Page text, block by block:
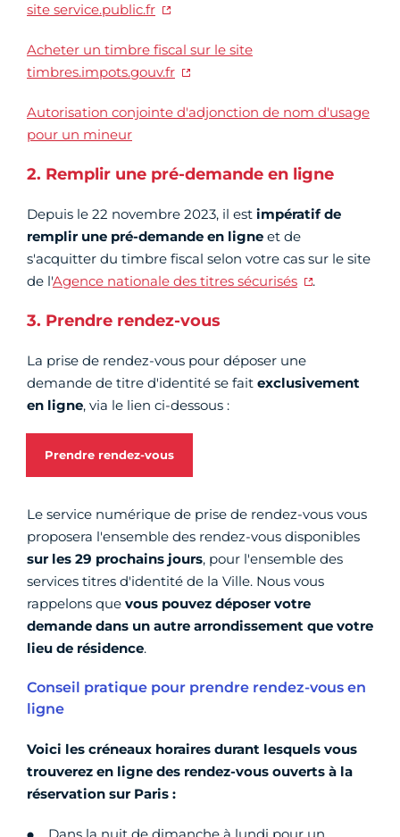
site service.public.fr
Acheter un timbre fiscal sur le site
timbres.impots.gouv.fr
Autorisation conjointe d'adjonction de nom d'usage
pour un mineur
2. Remplir une pré-demande en ligne
Depuis le 22 novembre 2023, il est impératif de
remplir une pré-demande en ligne et de
s'acquitter du timbre fiscal selon votre cas sur le site
de l'Agence nationale des titres sécurisés .
3. Prendre rendez-vous
La prise de rendez-vous pour déposer une
demande de titre d'identité se fait exclusivement
en ligne, via le lien ci-dessous :
Prendre rendez-vous
Le service numérique de prise de rendez-vous vous
proposera l'ensemble des rendez-vous disponibles
sur les 29 prochains jours, pour l'ensemble des
services titres d'identité de la Ville. Nous vous
rappelons que vous pouvez déposer votre
demande dans un autre arrondissement que votre
lieu de résidence.
Conseil pratique pour prendre rendez-vous en
ligne
Voici les créneaux horaires durant lesquels vous
trouverez en ligne des rendez-vous ouverts à la
réservation sur Paris :